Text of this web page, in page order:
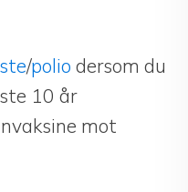
/polio dersom du
10 år
mot